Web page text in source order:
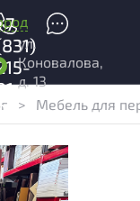
ул.
Коновалова,
д. 13
> Мебель для